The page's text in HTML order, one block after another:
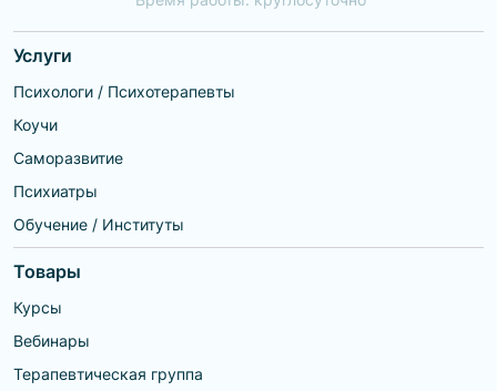
Услуги
Психологи / Психотерапевты
Коучи
Саморазвитие
Психиатры
Обучение / Институты
Товары
Курсы
Вебинары
Терапевтическая группа